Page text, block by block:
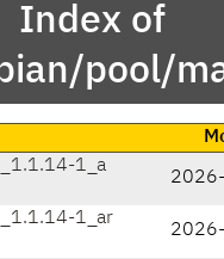
Index of
pool/
1_a
1_ar